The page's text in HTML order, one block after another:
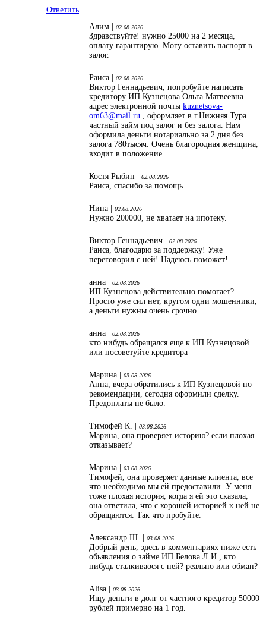
Ответить
Алим |
02.08.2026
Здравствуйте! нужно 25000 на 2 месяца,
оплату гарантирую. Могу оставить паспорт в
залог.
Раиса | 02.08.2026
Виктор Геннадьевич, попробуйте написать
кредитору ИП Кузнецова Ольга Матвеевна
адрес электронной почты kuznetsova-
om63@mail.ru , оформляет в г.Нижняя Тура
частный займ под залог и без залога. Нам
оформила деньги нотариально за 2 дня без
залога 780тысяч. Очень благородная женщина,
входит в положение.
Костя Рыбин | 02.08.2026
Раиса, спасибо за помощь
Нина | 02.08.2026
Нужно 200000, не хватает на ипотеку.
Виктор Геннадьевич | 02.08.2026
Раиса, благодарю за поддержку! Уже
переговорил с ней! Надеюсь поможет!
анна | 02.08.2026
ИП Кузнецова действительно помогает?
Просто уже сил нет, кругом одни мошенники,
а деньги нужны очень срочно.
анна | 02.08.2026
кто нибудь обращался еще к ИП Кузнецовой
или посоветуйте кредитора
Марина | 03.08.2026
Анна, вчера обратились к ИП Кузнецовой по
рекомендации, сегодня оформили сделку.
Предоплаты не было.
Тимофей К. | 03.08.2026
Марина, она проверяет историю? если плохая
отказывает?
Марина | 03.08.2026
Тимофей, она проверяет данные клиента, все
что необходимо мы ей предоставили. У меня
тоже плохая история, когда я ей это сказала,
она ответила, что с хорошей историей к ней не
обращаются. Так что пробуйте.
Александр Ш. | 03.08.2026
Добрый день, здесь в комментариях ниже есть
обьявления о займе ИП Белова Л.И., кто
нибудь сталкиваося с ней? реально или обман?
Alisa | 03.08.2026
Ищу деньги в долг от частного кредитор 50000
рублей примерно на 1 год.